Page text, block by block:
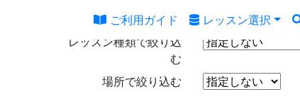
レッスン種類で絞り込
む
場所で絞り込む
ご利用ガイド レッスン選択